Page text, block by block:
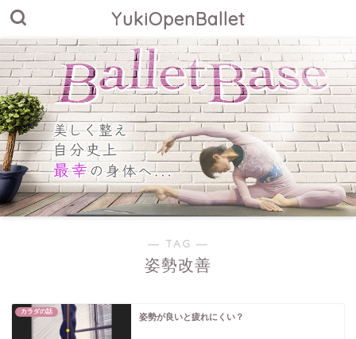
YukiOpenBallet
― TAG ―
姿勢改善
カラダの話
姿勢が良いと疲れにくい？